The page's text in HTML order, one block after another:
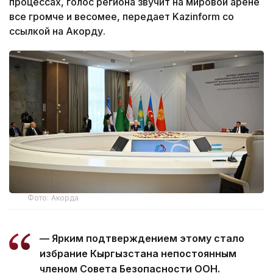
все громче и весомее, передает Kazinform со
ссылкой на Акорду.
Фото: Акорда
— Ярким подтверждением этому стало
избрание Кыргызстана непостоянным
членом Совета Безопасности ООН.